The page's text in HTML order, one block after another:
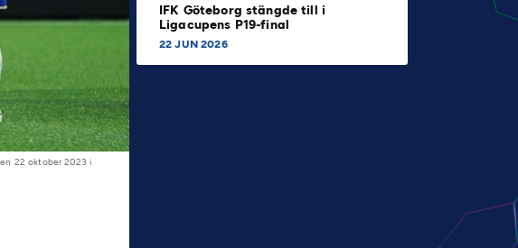
22 oktober 2023 i
IFK Göteborg stängde till i
Ligacupens P19-final
22 JUN 2026